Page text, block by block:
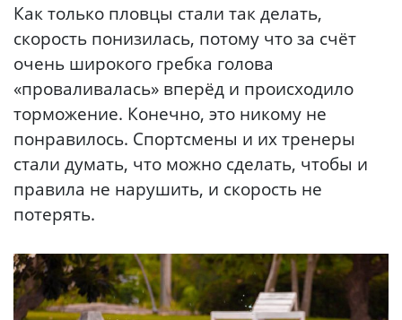
Как только пловцы стали так делать,
скорость понизилась, потому что за счёт
очень широкого гребка голова
«проваливалась» вперёд и происходило
торможение. Конечно, это никому не
понравилось. Спортсмены и их тренеры
стали думать, что можно сделать, чтобы и
правила не нарушить, и скорость не
потерять.